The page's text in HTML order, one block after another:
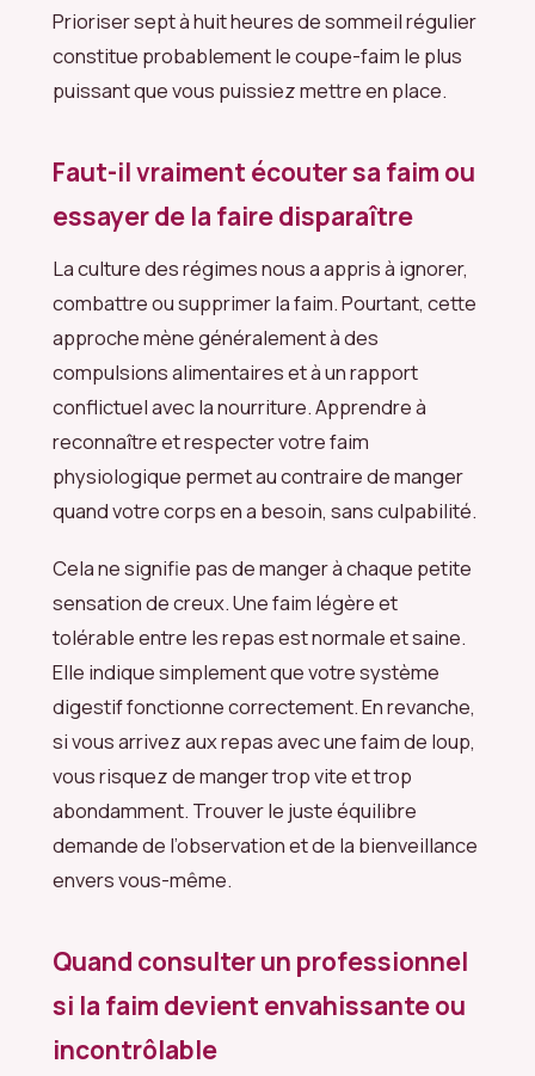
Prioriser sept à huit heures de sommeil régulier
constitue probablement le coupe-faim le plus
puissant que vous puissiez mettre en place.
Faut-il vraiment écouter sa faim ou
essayer de la faire disparaître
La culture des régimes nous a appris à ignorer,
combattre ou supprimer la faim. Pourtant, cette
approche mène généralement à des
compulsions alimentaires et à un rapport
conflictuel avec la nourriture. Apprendre à
reconnaître et respecter votre faim
physiologique permet au contraire de manger
quand votre corps en a besoin, sans culpabilité.
Cela ne signifie pas de manger à chaque petite
sensation de creux. Une faim légère et
tolérable entre les repas est normale et saine.
Elle indique simplement que votre système
digestif fonctionne correctement. En revanche,
si vous arrivez aux repas avec une faim de loup,
vous risquez de manger trop vite et trop
abondamment. Trouver le juste équilibre
demande de l’observation et de la bienveillance
envers vous-même.
Quand consulter un professionnel
si la faim devient envahissante ou
incontrôlable